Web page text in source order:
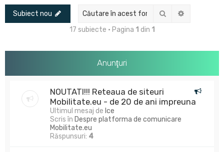
Subiect nou Căutare
17 subiecte • Pagina 1 din 1
Anunţuri
NOUTATI!!! Reteaua de siteuri
Mobilitate.eu - de 20 de ani impreuna
Ultimul mesaj de Ice
Scris în Despre platforma de comunicare
Mobilitate.eu
Răspunsuri: 4